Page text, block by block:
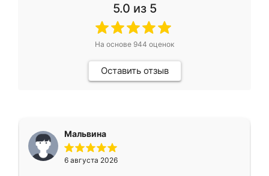
5.0 из 5
На основе 944 оценок
Оставить отзыв
Мальвина
6 августа 2026